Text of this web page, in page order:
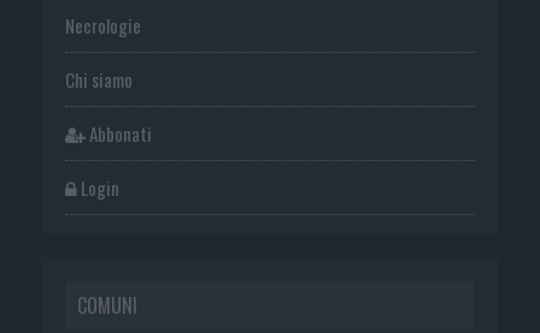
Necrologie
Chi siamo
Abbonati
Login
COMUNI